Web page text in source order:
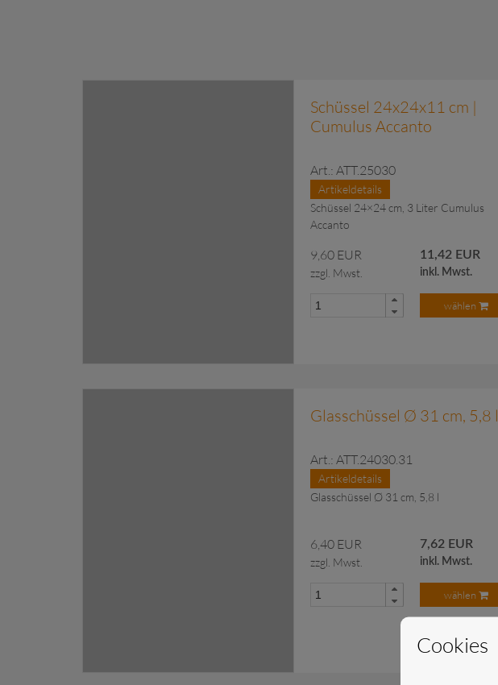
Schüssel 24x24x11 cm |
Cumulus Accanto
Art.: ATT.25030
Artikeldetails
Schüssel 24×24 cm, 3 Liter Cumulus
Accanto
9,60 EUR 11,42 EUR
zzgl. Mwst. inkl. Mwst.
wählen
zu Anfragekorb hinzugefügt.
Glasschüssel Ø 31 cm, 5,8 l
Art.: ATT.24030.31
Artikeldetails
Glasschüssel Ø 31 cm, 5,8 l
6,40 EUR 7,62 EUR
zzgl. Mwst. inkl. Mwst.
wählen
Cookies